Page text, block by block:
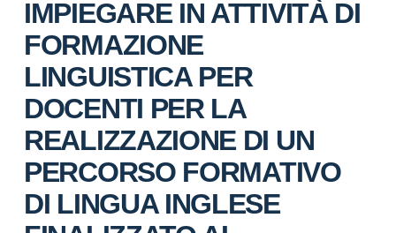
IMPIEGARE IN ATTIVITÀ DI
FORMAZIONE
LINGUISTICA PER
DOCENTI PER LA
REALIZZAZIONE DI UN
PERCORSO FORMATIVO
DI LINGUA INGLESE